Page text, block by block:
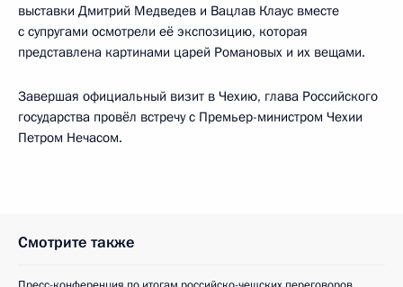
выставки Дмитрий Медведев и Вацлав Клаус вместе
с супругами осмотрели её экспозицию, которая
представлена картинами царей Романовых и их вещами.
Завершая официальный визит в Чехию, глава Российского
государства провёл встречу с Премьер-министром Чехии
Петром Нечасом.
Смотрите также